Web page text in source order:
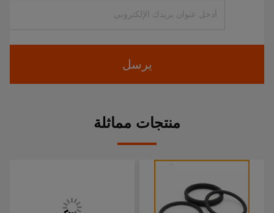
يرسل
منتجات مماثلة